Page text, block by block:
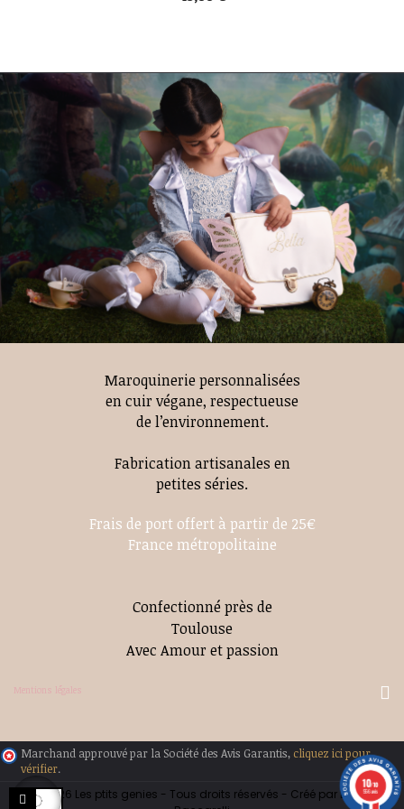
Maroquinerie personnalisées
en cuir végane, respectueuse
de l’environnement.
Fabrication artisanales en
petites séries.
Frais de port offert à partir de 25€
France métropolitaine
Confectionné près de
Toulouse
Avec Amour et passion
Mentions légales
Marchand approuvé par la Société des Avis Garantis, cliquez ici pour
vérifier.
© 2026 Les ptits genies - Tous droits réservés - Créé par Elodie
10/10
556 avis